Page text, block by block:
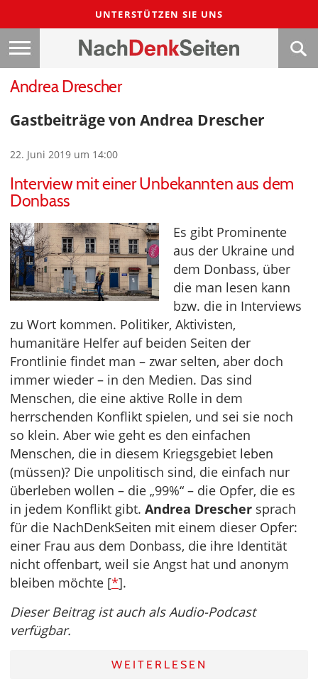
UNTERSTÜTZEN SIE UNS
Andrea Drescher
Gastbeiträge von Andrea Drescher
22. Juni 2019 um 14:00
Interview mit einer Unbekannten aus dem
Donbass
Es gibt Prominente
aus der Ukraine und
dem Donbass, über
die man lesen kann
bzw. die in Interviews
zu Wort kommen. Politiker, Aktivisten,
humanitäre Helfer auf beiden Seiten der
Frontlinie findet man – zwar selten, aber doch
immer wieder – in den Medien. Das sind
Menschen, die eine aktive Rolle in dem
herrschenden Konflikt spielen, und sei sie noch
so klein. Aber wie geht es den einfachen
Menschen, die in diesem Kriegsgebiet leben
(müssen)? Die unpolitisch sind, die einfach nur
überleben wollen – die „99%“ – die Opfer, die es
in jedem Konflikt gibt. Andrea Drescher sprach
für die NachDenkSeiten mit einem dieser Opfer:
einer Frau aus dem Donbass, die ihre Identität
nicht offenbart, weil sie Angst hat und anonym
bleiben möchte [*].
Dieser Beitrag ist auch als Audio-Podcast
verfügbar.
WEITERLESEN